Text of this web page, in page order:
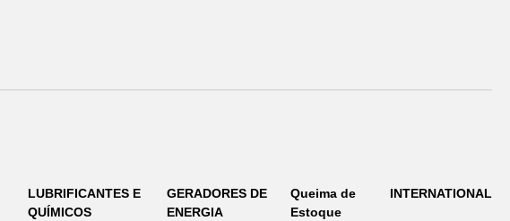
LUBRIFICANTES E
QUÍMICOS
GERADORES DE
ENERGIA
Queima de
Estoque
INTERNATIONAL